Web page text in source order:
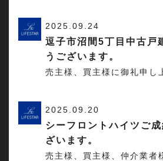
2025.09.24
逗子市沼間5丁目中古戸
うございます。
売主様、買主様に御礼申し
2025.09.20
シーフロントハイツご
ざいます。
売主様、買主様、仲介業者